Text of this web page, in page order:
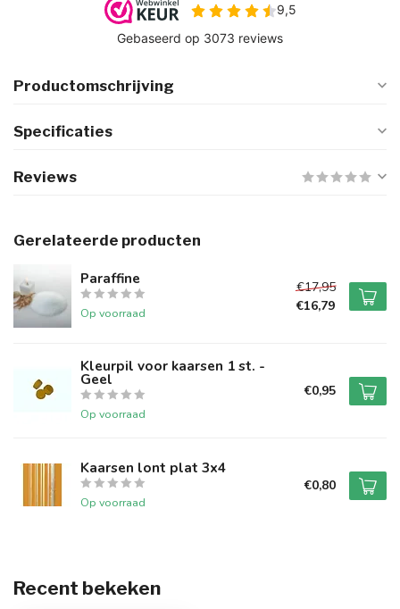
Productomschrijving
Specificaties
Reviews
Gerelateerde producten
Paraffine
Op voorraad
€17,95
€16,79
Kleurpil voor kaarsen 1 st. -
Geel
Op voorraad
€0,95
Kaarsen lont plat 3x4
Op voorraad
€0,80
Recent bekeken